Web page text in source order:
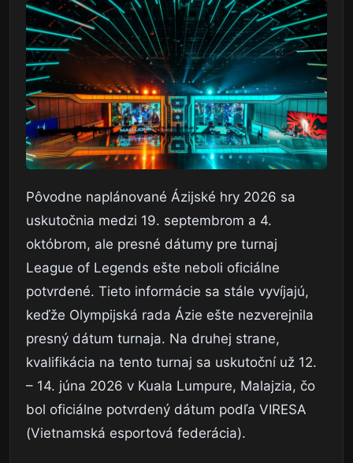
Pôvodne naplánované Ázijské hry 2026 sa
uskutočnia medzi 19. septembrom a 4.
októbrom, ale presné dátumy pre turnaj
League of Legends ešte neboli oficiálne
potvrdené. Tieto informácie sa stále vyvíjajú,
keďže Olympijská rada Ázie ešte nezverejnila
presný dátum turnaja. Na druhej strane,
kvalifikácia na tento turnaj sa uskutoční už 12.
– 14. júna 2026 v Kuala Lumpure, Malajzia, čo
bol oficiálne potvrdený dátum podľa VIRESA
(Vietnamská esportová federácia).